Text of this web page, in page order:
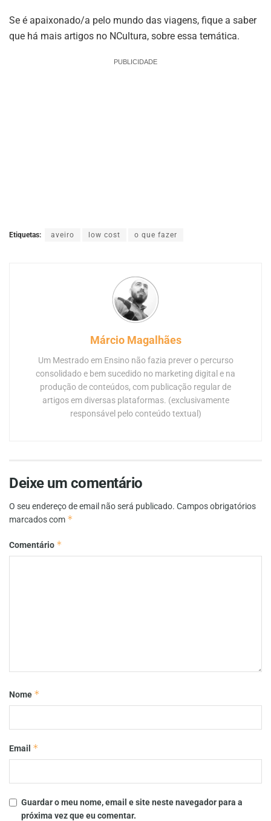
Se é apaixonado/a pelo mundo das viagens, fique a saber
que há mais artigos no NCultura, sobre essa temática.
PUBLICIDADE
Etiquetas: aveiro low cost o que fazer
Márcio Magalhães
Um Mestrado em Ensino não fazia prever o percurso
consolidado e bem sucedido no marketing digital e na
produção de conteúdos, com publicação regular de
artigos em diversas plataformas. (exclusivamente
responsável pelo conteúdo textual)
Deixe um comentário
O seu endereço de email não será publicado. Campos obrigatórios
marcados com *
Comentário *
Nome *
Email *
Guardar o meu nome, email e site neste navegador para a
próxima vez que eu comentar.